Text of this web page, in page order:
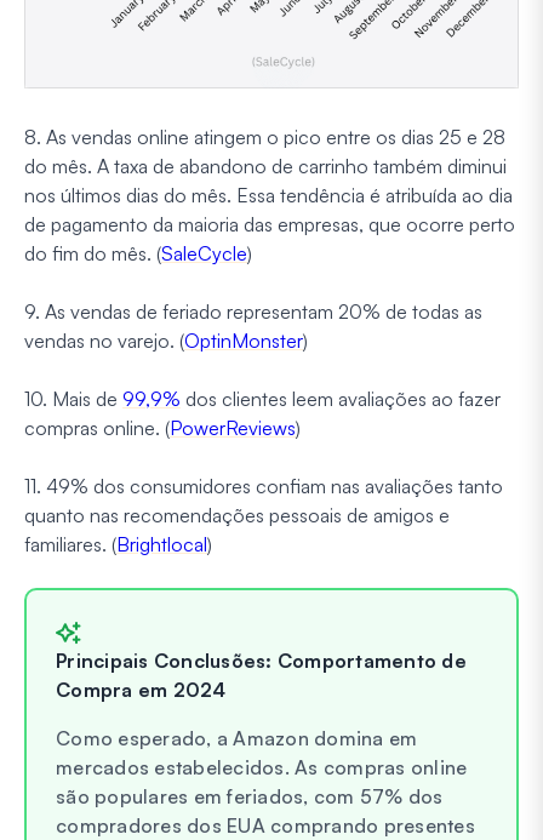
8. As vendas online atingem o pico entre os dias 25 e 28
do mês. A taxa de abandono de carrinho também diminui
nos últimos dias do mês. Essa tendência é atribuída ao dia
de pagamento da maioria das empresas, que ocorre perto
do fim do mês. (SaleCycle)
9. As vendas de feriado representam 20% de todas as
vendas no varejo. (OptinMonster)
10. Mais de 99,9% dos clientes leem avaliações ao fazer
compras online. (PowerReviews)
11. 49% dos consumidores confiam nas avaliações tanto
quanto nas recomendações pessoais de amigos e
familiares. (Brightlocal)
Principais Conclusões: Comportamento de
Compra em 2024
Como esperado, a Amazon domina em
mercados estabelecidos. As compras online
são populares em feriados, com 57% dos
compradores dos EUA comprando presentes